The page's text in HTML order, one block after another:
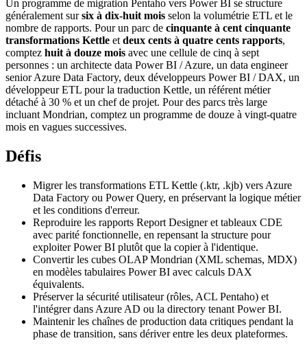
Un programme de migration Pentaho vers Power BI se structure
généralement sursix à dix-huit mois selon la volumétrie ETL et le
nombre de rapports. Pour un parc de cinquante à cent cinquante
transformations Kettle etdeux cents à quatre cents rapports,
comptez huit à douze mois avec une cellule de cinq à sept
personnes : un architecte data Power BI / Azure, un data engineer
senior Azure Data Factory, deux développeurs Power BI / DAX, un
développeur ETL pour la traduction Kettle, un référent métier
détaché à 30 % et un chef de projet. Pour des parcs très large
incluant Mondrian, comptez un programme de douze à vingt-quatre
mois en vagues successives.
Défis
Migrer les transformations ETL Kettle (.ktr, .kjb) vers Azure
Data Factory ou Power Query, en préservant la logique métier
et les conditions d'erreur.
Reproduire les rapports Report Designer et tableaux CDE
avec parité fonctionnelle, en repensant la structure pour
exploiter Power BI plutôt que la copier à l'identique.
Convertir les cubes OLAP Mondrian (XML schemas, MDX)
en modèles tabulaires Power BI avec calculs DAX
équivalents.
Préserver la sécurité utilisateur (rôles, ACL Pentaho) et
l'intégrer dans Azure AD ou la directory tenant Power BI.
Maintenir les chaînes de production data critiques pendant la
phase de transition, sans dériver entre les deux plateformes.